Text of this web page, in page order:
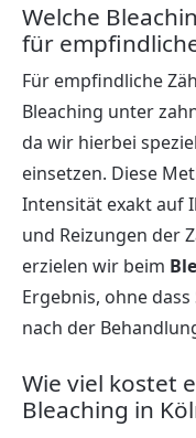
Welche
für
Für empfindliche
Bleaching unter
da wir hierbei
einsetzen. Diese
Intensität exakt auf
und Reizungen der
erzielen wir beim
Ergebnis, ohne
nach der
Wie viel kostet
Bleaching in